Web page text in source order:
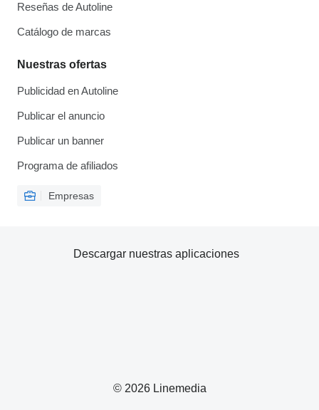
Reseñas de Autoline
Catálogo de marcas
Nuestras ofertas
Publicidad en Autoline
Publicar el anuncio
Publicar un banner
Programa de afiliados
Empresas
© 2026 Linemedia
Descargar nuestras aplicaciones